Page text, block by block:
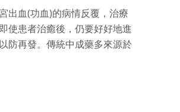
出血(功血)的病情反覆，治療
使患者治癒後，仍要好好地進
防再發。傳統中成藥多來源於